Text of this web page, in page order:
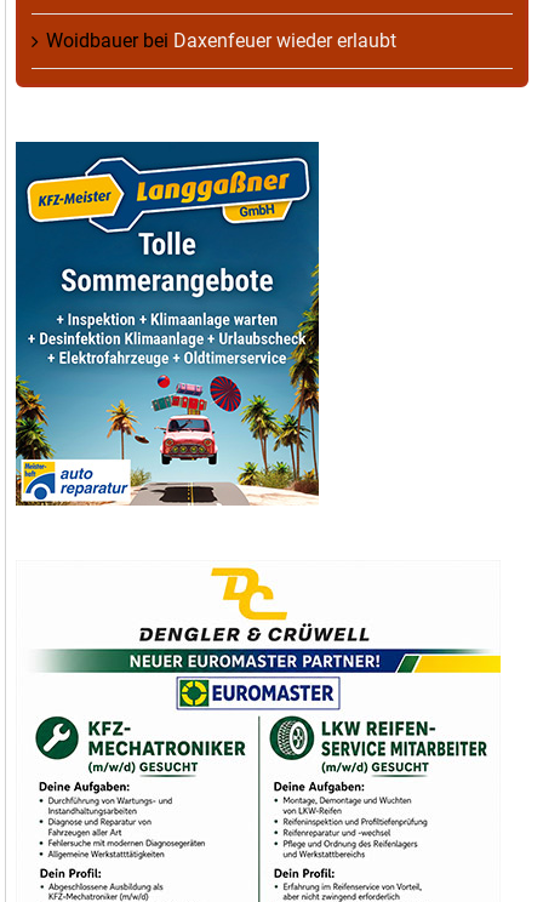
Woidbauerbei Daxenfeuer wieder erlaubt